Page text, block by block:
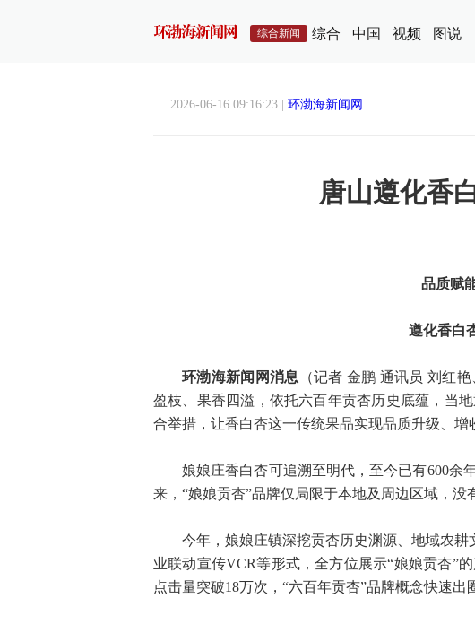
综合新闻 综合 中国 视频 图说
2026-06-16 09:16:23 | 环渤海新闻网
唐山遵化香
品质赋
遵化香白
环渤海新闻网消息 （记者 金鹏 通讯员 刘红
盈枝、果香四溢，依托六百年贡杏历史底蕴，当
合举措，让香白杏这一传统果品实现品质升级、增
娘娘庄香白杏可追溯至明代，至今已有600余
来，“娘娘贡杏”品牌仅局限于本地及周边区域，没
今年，娘娘庄镇深挖贡杏历史渊源、地域农
业联动宣传VCR等形式，全方位展示“娘娘贡杏”
点击量突破18万次，“六百年贡杏”品牌概念快速出